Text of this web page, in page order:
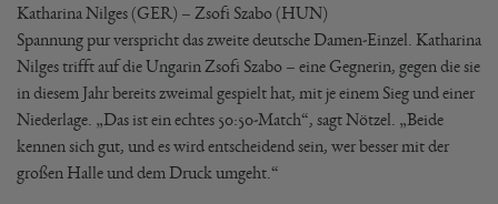
Katharina Nilges (GER) – Zsofi Szabo (HUN)
Spannung pur verspricht das zweite deutsche Damen-Einzel. Katharina
Nilges trifft auf die Ungarin Zsofi Szabo – eine Gegnerin, gegen die sie
in diesem Jahr bereits zweimal gespielt hat, mit je einem Sieg und einer
Niederlage. „Das ist ein echtes 50:50-Match“, sagt Nötzel. „Beide
kennen sich gut, und es wird entscheidend sein, wer besser mit der
großen Halle und dem Druck umgeht.“